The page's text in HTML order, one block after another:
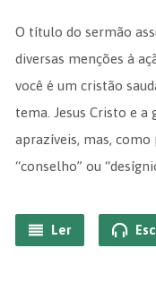
O título do sermão
diversas menções à
você é um cristão
tema. Jesus Cristo e
aprazíveis, mas,
“conselho” ou
Ler